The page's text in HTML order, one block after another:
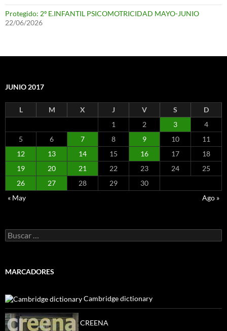
Protegido: 2º E.INFANTIL PSICOMOTRICIDAD MAYO-JUNIO
22/06/2026
JUNIO 2017
L M X J V S
D
1
2 3
4
5
6 7 8 9 10
11
12
13 14 15 16 17
18
19
20 21 22 23 24
25
26
27 28 29
30
« May
Ago »
Buscar:
MARCADORES
Cambridge dictionary
CREENA